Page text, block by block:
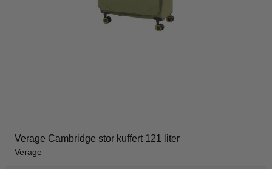
Verage Cambridge stor kuffert 121 liter
Verage